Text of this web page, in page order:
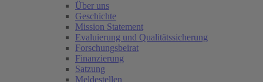
Über uns
Geschichte
Mission Statement
Evaluierung und Qualitätssicherung
Forschungsbeirat
Finanzierung
Satzung
Meldestellen